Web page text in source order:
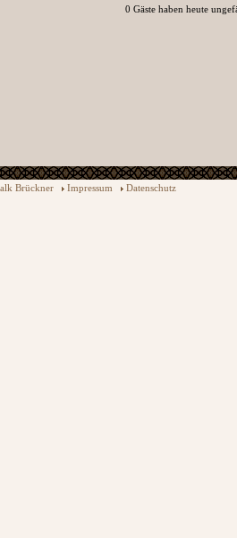
0 Gäste haben heute
Brückner Impressum Datenschutz